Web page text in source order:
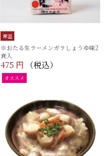
常温
※おたる生ラーメンガラしょうゆ味2
食入
475 円 （税込）
オススメ